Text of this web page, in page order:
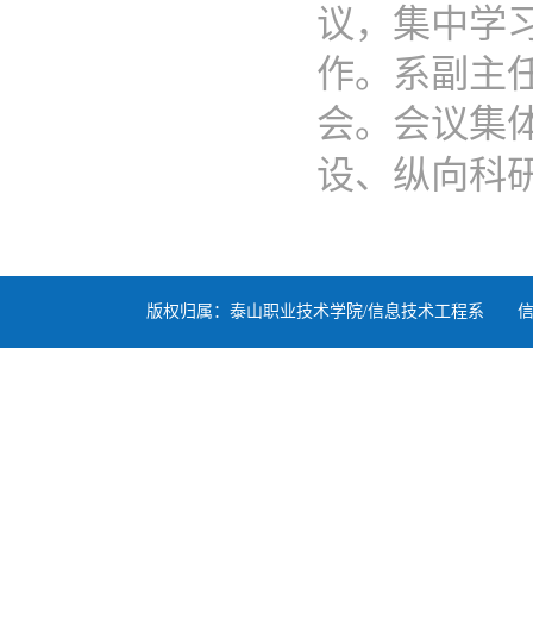
议，集中学
作。系副主
会。会议集
设、纵向科
版权归属：泰山职业技术学院/信息技术工程系 信